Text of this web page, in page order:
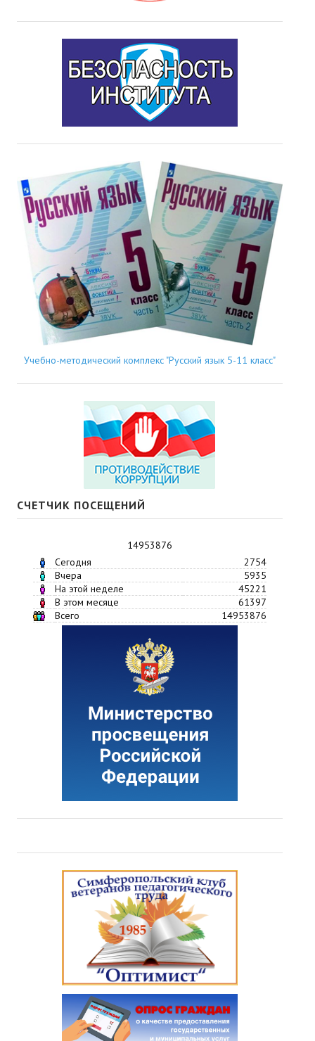
Учебно-методический комплекс "Русский язык 5-11 класс"
СЧЕТЧИК ПОСЕЩЕНИЙ
14953876
Сегодня
2754
Вчера
5935
На этой неделе
45221
В этом месяце
61397
Всего
14953876